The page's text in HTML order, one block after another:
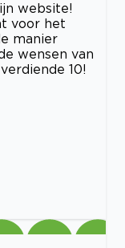
website!
voor het
manier
wensen van
10!